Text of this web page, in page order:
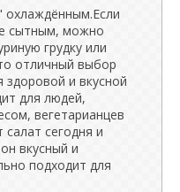
охлаждённым.Если
сытным, можно
грудку или
отличный выбор
здоровой и вкусной
для людей,
вегетарианцев
сегодня и
вкусный и
подходит для